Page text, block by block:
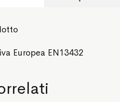
Europea EN13432